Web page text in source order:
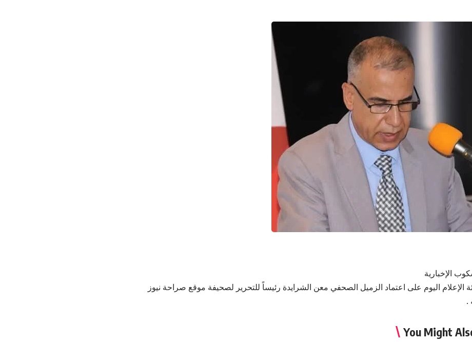
الإخبارية
الإعلام اليوم على اعتماد الزميل الصحفي معن الشرايدة رئيساً للتحرير لصحيفة موقع صراحة نيوز
.
You Might